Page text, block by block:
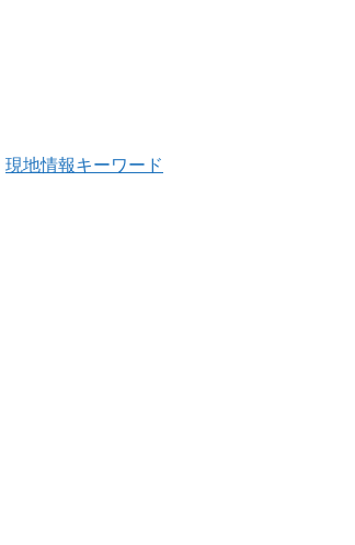
現地情報キーワード